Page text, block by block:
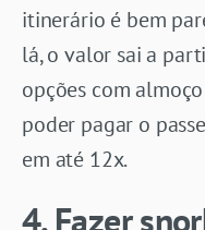
itinerário é bem
lá, o valor sai a
opções com
poder pagar o
em até 12x.
4. Fazer